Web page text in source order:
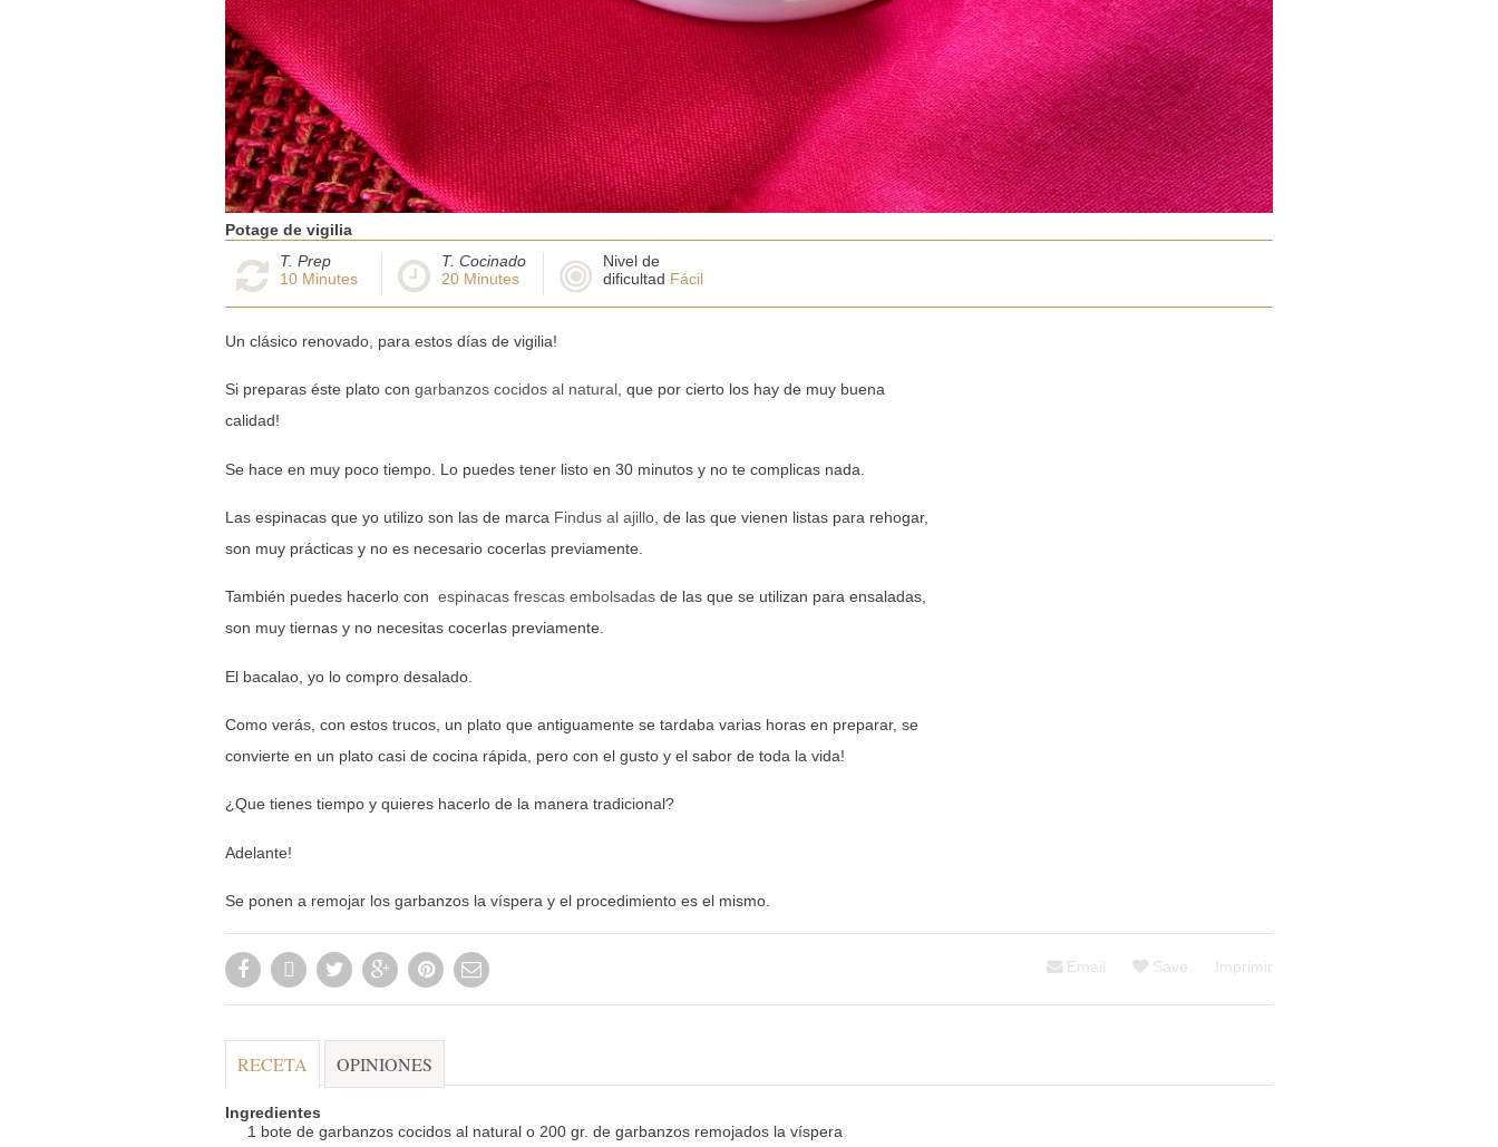
Potage de vigilia
T. Prep
10 Minutes
T. Cocinado
20 Minutes
Nivel de
dificultad Fácil
Un clásico renovado, para estos días de vigilia!
Si preparas éste plato con garbanzos cocidos al natural , que por cierto los hay de muy buena
calidad!
Se hace en muy poco tiempo. Lo puedes tener listo en 30 minutos y no te complicas nada.
Las espinacas que yo utilizo son las de marca Findus al ajillo , de las que vienen listas para rehogar,
son muy prácticas y no es necesario cocerlas previamente.
También puedes hacerlo con espinacas frescas embolsadas de las que se utilizan para ensaladas,
son muy tiernas y no necesitas cocerlas previamente.
El bacalao, yo lo compro desalado.
Como verás, con estos trucos, un plato que antiguamente se tardaba varias horas en preparar, se
convierte en un plato casi de cocina rápida, pero con el gusto y el sabor de toda la vida!
¿Que tienes tiempo y quieres hacerlo de la manera tradicional?
Adelante!
Se ponen a remojar los garbanzos la víspera y el procedimiento es el mismo.
Email Save Imprimir
RECETA OPINIONES
Ingredientes
1 bote de garbanzos cocidos al natural o 200 gr. de garbanzos remojados la víspera